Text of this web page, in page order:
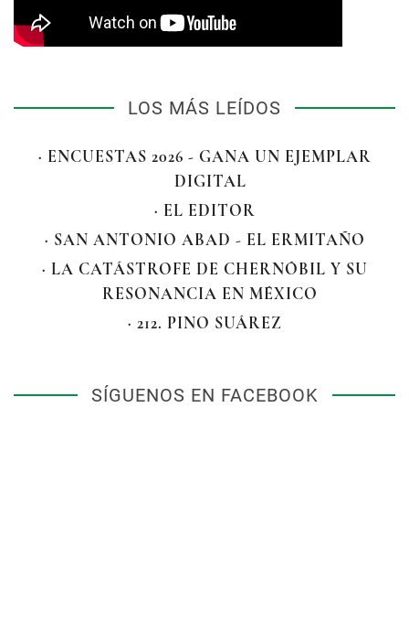
LOS MÁS LEÍDOS
· ENCUESTAS 2026 - GANA UN EJEMPLAR
DIGITAL
· EL EDITOR
· SAN ANTONIO ABAD - EL ERMITAÑO
· LA CATÁSTROFE DE CHERNÓBIL Y SU
RESONANCIA EN MÉXICO
· 212. PINO SUÁREZ
SÍGUENOS EN FACEBOOK